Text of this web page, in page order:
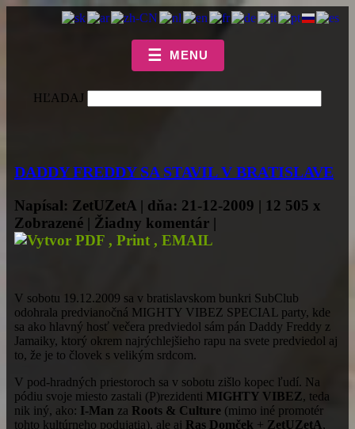
☰ MENU
HĽADAJ
DADDY FREDDY SA STAVIL V BRATISLAVE
Napísal: ZetUZetA | dňa: 21-12-2009 | 12 505 x
Zobrazené | Žiadny komentár |
V sobotu 19.12.2009 sa v bratislavskom bunkri SubClub
odohrala predvianočná MIGHTY VIBEZ SPECIAL party, kde
sa ako hlavný hosť večera predviedol sám pán Daddy Freddy z
Jamaiky, ktorý okrem najrýchlejšieho rapu na svete predviedol aj
to, že je to človek s velikým srdcom.
V pod-hradných priestoroch sa v sobotu zišlo kopec ľudí. Na
pódiu svoje miesto zastali (P)rezidenti MIGHTY VIBEZ, teda
nik iný, ako: I-Man za Roots & Culture (mimo iné promotér
tohto kultúrneho podujatia), ale aj Ras Domček + ZetUZetA,